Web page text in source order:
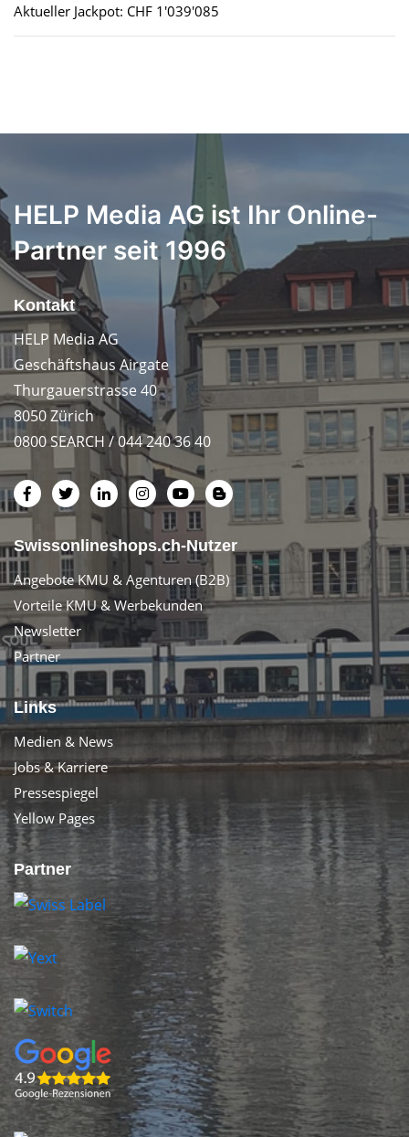
Aktueller Jackpot: CHF 1'039'085
HELP Media AG ist Ihr Online-
Partner seit 1996
Kontakt
HELP Media AG
Geschäftshaus Airgate
Thurgauerstrasse 40
8050 Zürich
0800 SEARCH / 044 240 36 40
Swissonlineshops.ch-Nutzer
Angebote KMU & Agenturen (B2B)
Vorteile KMU & Werbekunden
Newsletter
Partner
Links
Medien & News
Jobs & Karriere
Pressespiegel
Yellow Pages
Partner